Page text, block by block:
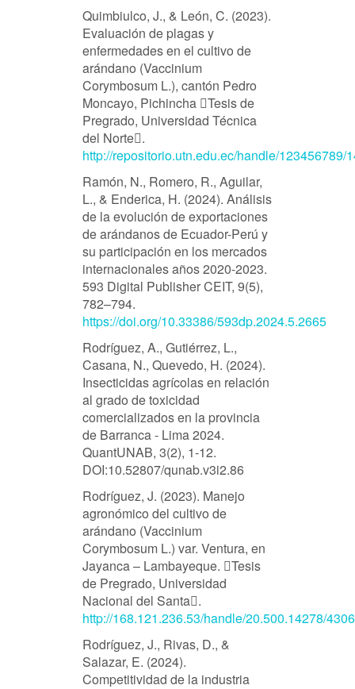
Quimbiulco, J., & León, C. (2023).
Evaluación de plagas y
enfermedades en el cultivo de
arándano (Vaccinium
Corymbosum L.), cantón Pedro
Moncayo, Pichincha Tesis de
Pregrado, Universidad Técnica
del Norte.
http://repositorio.utn.edu.ec/handle/123456789/
Ramón, N., Romero, R., Aguilar,
L., & Enderica, H. (2024). Análisis
de la evolución de exportaciones
de arándanos de Ecuador-Perú y
su participación en los mercados
internacionales años 2020-2023.
593 Digital Publisher CEIT, 9(5),
782–794.
https://doi.org/10.33386/593dp.2024.5.2665
Rodríguez, A., Gutiérrez, L.,
Casana, N., Quevedo, H. (2024).
Insecticidas agrícolas en relación
al grado de toxicidad
comercializados en la provincia
de Barranca - Lima 2024.
QuantUNAB, 3(2), 1-12.
DOI:10.52807/qunab.v3i2.86
Rodríguez, J. (2023). Manejo
agronómico del cultivo de
arándano (Vaccinium
Corymbosum L.) var. Ventura, en
Jayanca – Lambayeque. Tesis
de Pregrado, Universidad
Nacional del Santa.
http://168.121.236.53/handle/20.500.14278/4306
Rodríguez, J., Rivas, D., &
Salazar, E. (2024).
Competitividad de la industria